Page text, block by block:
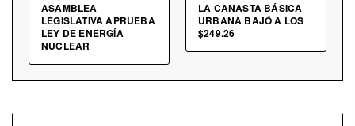
ASAMBLEA
LEGISLATIVA APRUEBA
LEY DE ENERGÍA
NUCLEAR
LA CANASTA BÁSICA
URBANA BAJÓ A LOS
$249.26